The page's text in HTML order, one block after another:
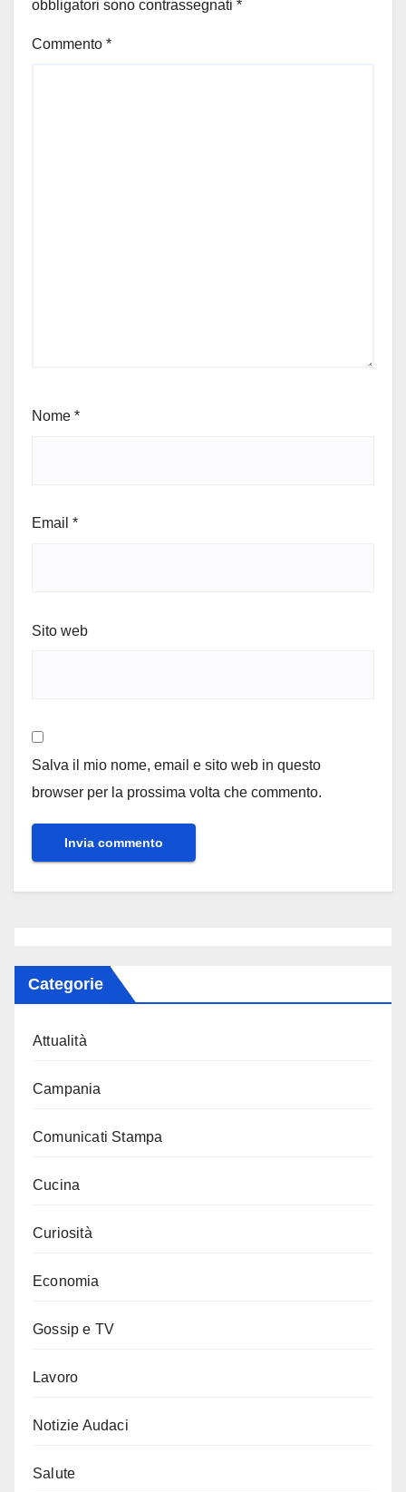
obbligatori sono contrassegnati *
Commento *
Nome *
Email *
Sito web
Salva il mio nome, email e sito web in questo
browser per la prossima volta che commento.
Categorie
Attualità
Campania
Comunicati Stampa
Cucina
Curiosità
Economia
Gossip e TV
Lavoro
Notizie Audaci
Salute